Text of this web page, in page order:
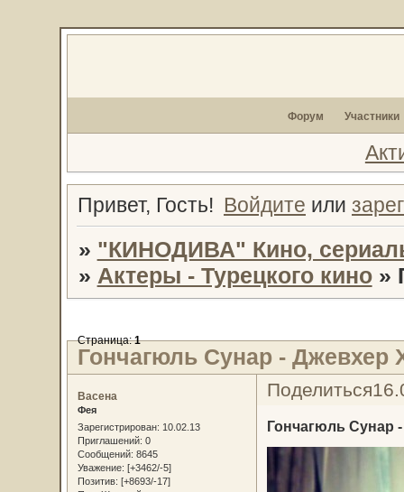
Форум Участники
Привет, Гость! Войдите или
» "КИНОДИВА" Кино,
» Актеры - Турецкого кино »
Гончагюль Сунар - Джевхер
Страница:1
Поделиться
Васена
Фея
Зарегистрирован: 10.02.13
Приглашений: 0
Сообщений: 8645
Уважение: [+3462/-5]
Позитив: [+8693/-17]
Гончагюль Сунар